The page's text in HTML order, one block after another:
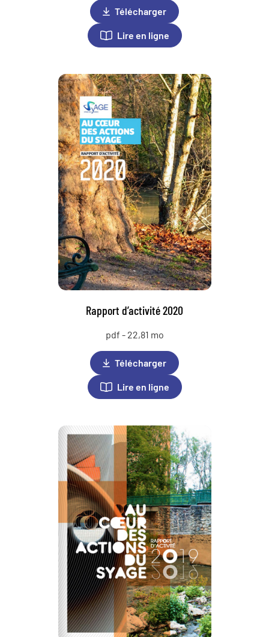
Télécharger
Lire en ligne
Rapport d’activité 2020
pdf - 22,81 mo
Télécharger
Lire en ligne